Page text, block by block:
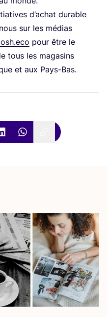
d’a­chat durable
sur les médias
pour être le
tous les maga­sins
et aux Pays-Bas.